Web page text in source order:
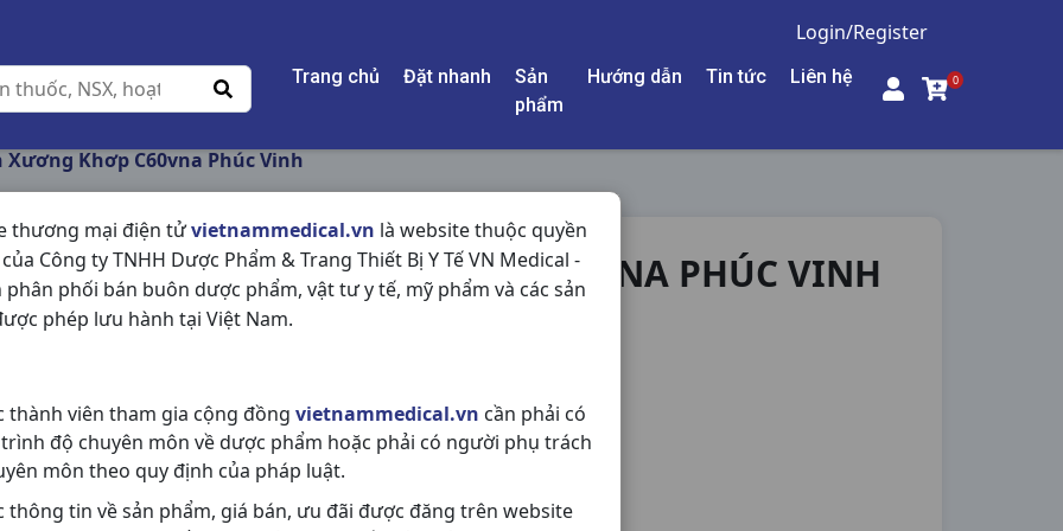
Login/Register
Trang chủ Đặt nhanh
Sản
phẩm
Hướng dẫn Tin tức Liên hệ 0
thương mại điện tửvietnammedical.vn là website thuộc quyền
Công ty TNHH Dược Phẩm & Trang Thiết Bị Y Tế VN Medical -
phân phối bán buôn dược phẩm, vật tư y tế, mỹ phẩm và các sản
phép lưu hành tại Việt Nam.
thành viên tham gia cộng đồng vietnammedical.vn cần phải có
độ chuyên môn về dược phẩm hoặc phải có người phụ trách
môn theo quy định của pháp luật.
thông tin về sản phẩm, giá bán, ưu đãi được đăng trên website
Xương Khơp C60vna Phúc Vinh
VIÊN XƯƠNG KHƠP C60VNA PHÚC VINH
NSX:Phúc Vinh
Chia sẻ qua mạng xã hội: